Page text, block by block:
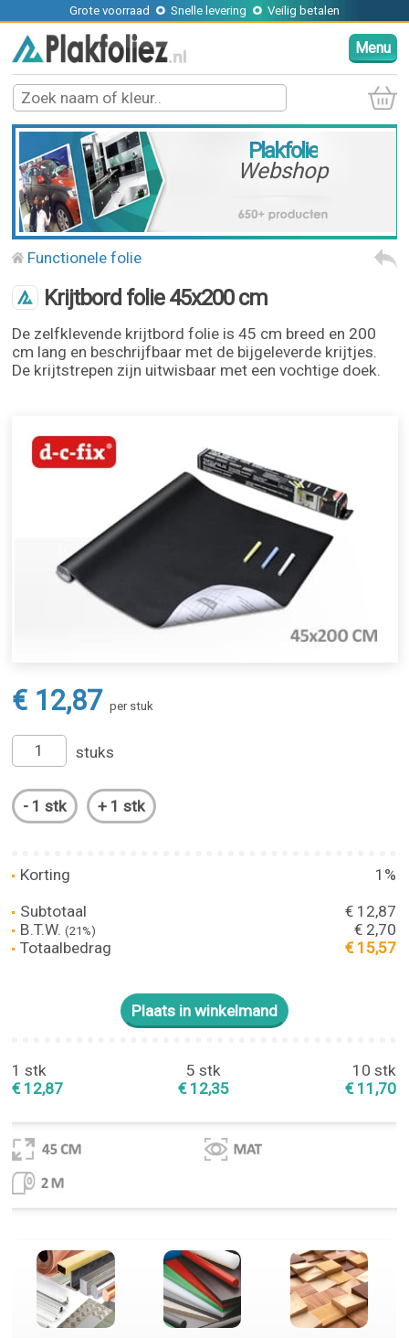
Grote voorraad Snelle levering Veilig betalen
Menu
Plakfolie
Webshop
Functionele folie
Krijtbord folie 45x200 cm
De zelfklevende krijtbord folie is 45 cm breed en 200
cm lang en beschrijfbaar met de bijgeleverde krijtjes.
De krijtstrepen zijn uitwisbaar met een vochtige doek.
€ 12,87 per stuk
stuks
Korting
1%
Subtotaal
€ 12,87
B.T.W.(21%)
€ 2,70
Totaalbedrag
€ 15,57
1 stk
€ 12,87
5 stk
€ 12,35
10 stk
€ 11,70